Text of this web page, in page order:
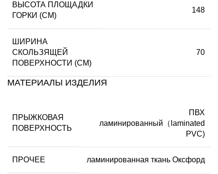
ВЫСОТА ПЛОЩАДКИ
ГОРКИ (СМ)
148
ШИРИНА
СКОЛЬЗЯЩЕЙ
ПОВЕРХНОСТИ (СМ)
70
МАТЕРИАЛЫ ИЗДЕЛИЯ
ПРЫЖКОВАЯ
ПОВЕРХНОСТЬ
ПВХ
ламинированный（laminated
PVC)
ПРОЧЕЕ ламинированная ткань Оксфорд